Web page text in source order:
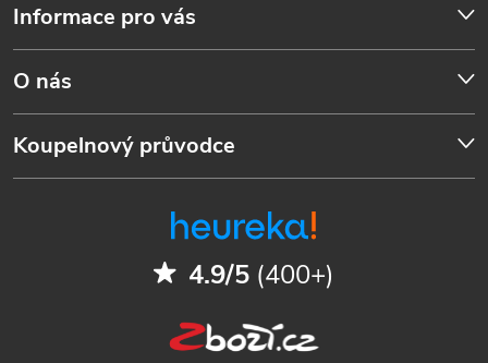
Informace pro vás
O nás
Koupelnový průvodce
4.9/5 (400+)